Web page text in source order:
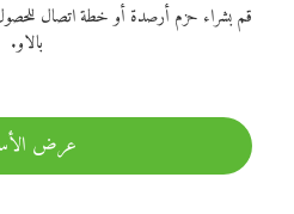
قم بشراء حزم أرصدة أو خطة اتصال
بالاو.
عرض